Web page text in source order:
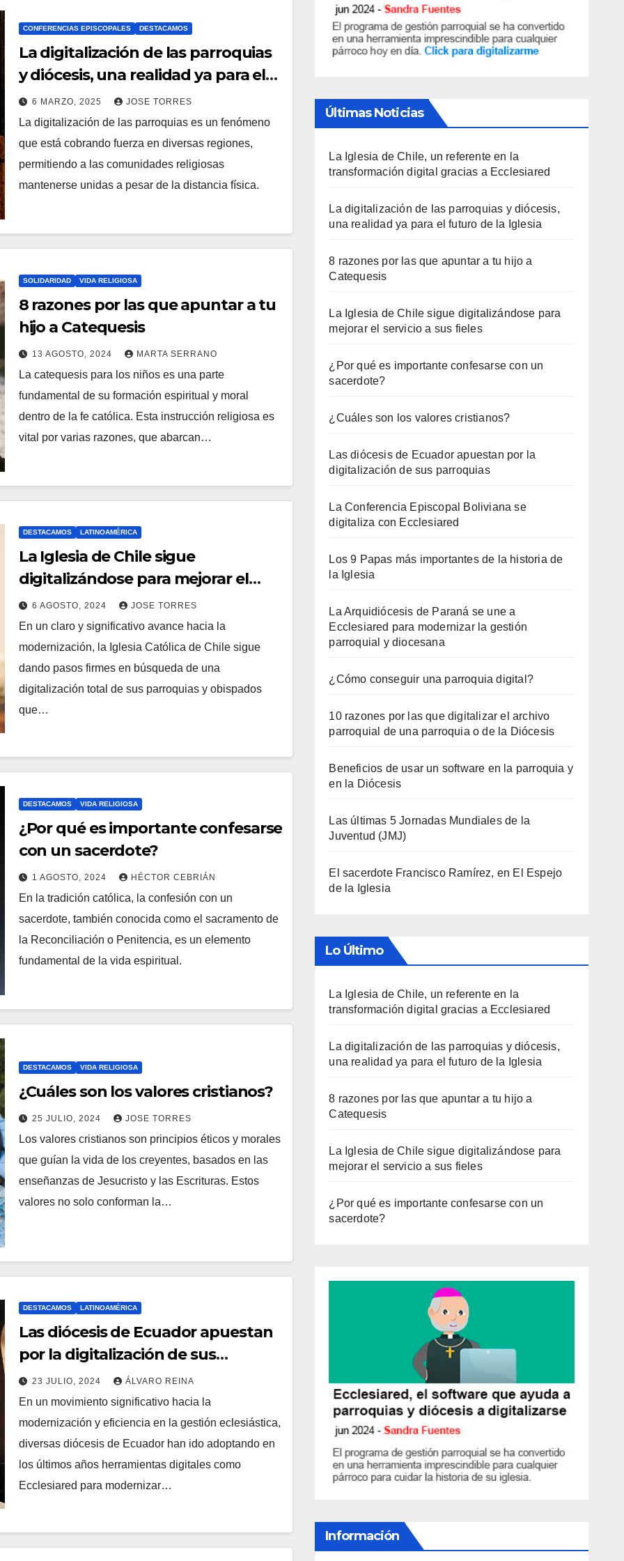
S
N
T
R
I
O
S
CONFERENCIAS EPISCOPALES DESTACAMOS
La digitalización de las parroquias
y diócesis, una realidad ya para el
futuro de la Iglesia
6 MARZO, 2025 JOSE TORRES
N
O
H
A
O
N
A
R
I
O
La digitalización de las parroquias es un fenómeno
que está cobrando fuerza en diversas regiones,
permitiendo a las comunidades religiosas
mantenerse unidas a pesar de la distancia física.
SOLIDARIDAD VIDA RELIGIOSA
8 razones por las que apuntar a tu
hijo a Catequesis
13 AGOSTO, 2024 MARTA SERRANO
O
H
O
T
I
S
La catequesis para los niños es una parte
fundamental de su formación espiritual y moral
dentro de la fe católica. Esta instrucción religiosa es
vital por varias razones, que abarcan…
DESTACAMOS LATINOAMÉRICA
La Iglesia de Chile sigue
digitalizándose para mejorar el
servicio a sus fieles
6 AGOSTO, 2024 JOSE TORRES
N
O
H
A
M
T
R
I
O
S
En un claro y significativo avance hacia la
modernización, la Iglesia Católica de Chile sigue
dando pasos firmes en búsqueda de una
digitalización total de sus parroquias y obispados
que…
DESTACAMOS VIDA RELIGIOSA
¿Por qué es importante confesarse
con un sacerdote?
1 AGOSTO, 2024 HÉCTOR CEBRIÁN
N
O
H
O
N
En la tradición católica, la confesión con un
sacerdote, también conocida como el sacramento de
la Reconciliación o Penitencia, es un elemento
fundamental de la vida espiritual.
DESTACAMOS VIDA RELIGIOSA
¿Cuáles son los valores cristianos?
25 JULIO, 2024 JOSE TORRES
N
O
H
N
Los valores cristianos son principios éticos y morales
que guían la vida de los creyentes, basados en las
enseñanzas de Jesucristo y las Escrituras. Estos
valores no solo conforman la…
DESTACAMOS LATINOAMÉRICA
Las diócesis de Ecuador apuestan
por la digitalización de sus
parroquias
23 JULIO, 2024 ÁLVARO REINA
N
O
H
A
M
En un movimiento significativo hacia la
modernización y eficiencia en la gestión eclesiástica,
diversas diócesis de Ecuador han ido adoptando en
los últimos años herramientas digitales como
Ecclesiared para modernizar…
Últimas Noticias
La Iglesia de Chile, un referente en la
transformación digital gracias a Ecclesiared
La digitalización de las parroquias y diócesis,
una realidad ya para el futuro de la Iglesia
8 razones por las que apuntar a tu hijo a
Catequesis
La Iglesia de Chile sigue digitalizándose para
mejorar el servicio a sus fieles
¿Por qué es importante confesarse con un
sacerdote?
¿Cuáles son los valores cristianos?
Las diócesis de Ecuador apuestan por la
digitalización de sus parroquias
La Conferencia Episcopal Boliviana se
digitaliza con Ecclesiared
Los 9 Papas más importantes de la historia de
la Iglesia
La Arquidiócesis de Paraná se une a
Ecclesiared para modernizar la gestión
parroquial y diocesana
¿Cómo conseguir una parroquia digital?
10 razones por las que digitalizar el archivo
parroquial de una parroquia o de la Diócesis
Beneficios de usar un software en la parroquia y
en la Diócesis
Las últimas 5 Jornadas Mundiales de la
Juventud (JMJ)
El sacerdote Francisco Ramírez, en El Espejo
de la Iglesia
Lo Último
La Iglesia de Chile, un referente en la
transformación digital gracias a Ecclesiared
La digitalización de las parroquias y diócesis,
una realidad ya para el futuro de la Iglesia
8 razones por las que apuntar a tu hijo a
Catequesis
La Iglesia de Chile sigue digitalizándose para
mejorar el servicio a sus fieles
¿Por qué es importante confesarse con un
sacerdote?
Información